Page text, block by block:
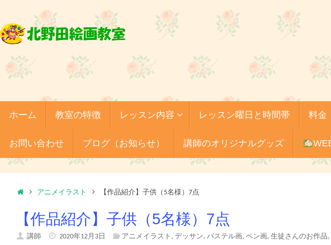
テ
キ
へ
ホーム 教室の特徴 レッスン内容 レッスン曜日と時間帯 料金
お問い合わせ ブログ（お知らせ） 講師のオリジナルグッズ
ホ
ム
アニメイラスト 【作品紹介】子供（5名様）7点
【作品紹介】子供（5名様）7点
講師 2020年12月3日 アニメイラスト , デッサン, パステル画, ペン画, 生徒さんのお作品,